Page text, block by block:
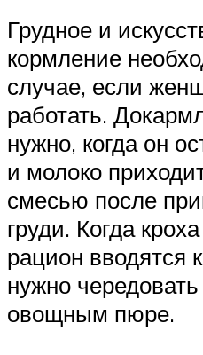
Грудное и
кормление
случае, если
работать.
нужно, когда он
и молоко
смесью после
груди. Когда
рацион вводятся
нужно
овощным пюре.